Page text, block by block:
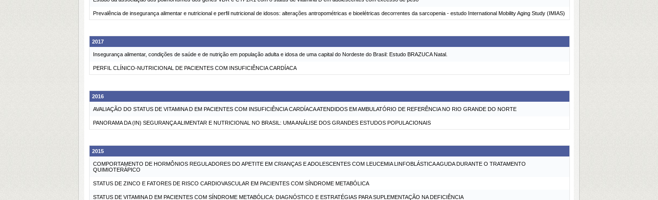
Prevalência de insegurança alimentar e nutricional e perfil nutricional de idosos: alterações antropométricas e bioelétricas decorrentes da sarcopenia - estudo International Mobility Aging Study (IMIAS)
2017
Insegurança alimentar, condições de saúde e de nutrição em população adulta e idosa de uma capital do Nordeste do Brasil: Estudo BRAZUCA Natal.
PERFIL CLÍNICO-NUTRICIONAL DE PACIENTES COM INSUFICIÊNCIA CARDÍACA
2016
AVALIAÇÃO DO STATUS DE VITAMINA D EM PACIENTES COM INSUFICIÊNCIA CARDÍACA ATENDIDOS EM AMBULATÓRIO DE REFERÊNCIA NO RIO GRANDE DO NORTE
PANORAMA DA (IN) SEGURANÇA ALIMENTAR E NUTRICIONAL NO BRASIL: UMA ANÁLISE DOS GRANDES ESTUDOS POPULACIONAIS
2015
COMPORTAMENTO DE HORMÔNIOS REGULADORES DO APETITE EM CRIANÇAS E ADOLESCENTES COM LEUCEMIA LINFOBLÁSTICA AGUDA DURANTE O TRATAMENTO
QUIMIOTERÁPICO
STATUS DE ZINCO E FATORES DE RISCO CARDIOVASCULAR EM PACIENTES COM SÍNDROME METABÓLICA
STATUS DE VITAMINA D EM PACIENTES COM SÍNDROME METABÓLICA: DIAGNÓSTICO E ESTRATÉGIAS PARA SUPLEMENTAÇÃO NA DEFICIÊNCIA